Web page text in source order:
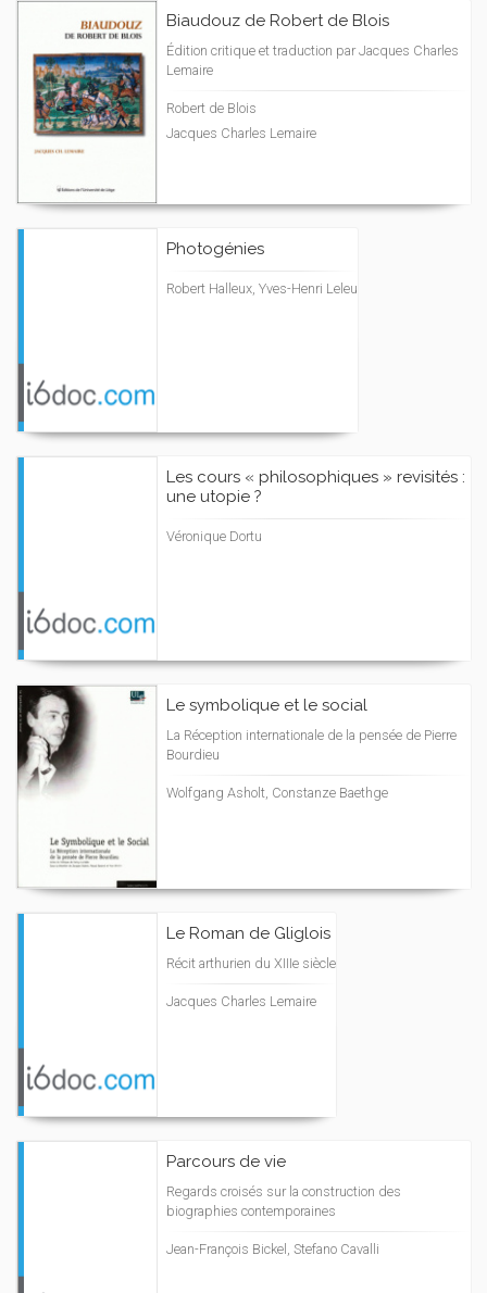
Biaudouz de Robert de Blois
Édition critique et traduction par Jacques Charles
Lemaire
Robert de Blois
Jacques Charles Lemaire
Photogénies
Robert Halleux, Yves-Henri Leleu
Les cours « philosophiques » revisités :
une utopie ?
Véronique Dortu
Le symbolique et le social
La Réception internationale de la pensée de Pierre
Bourdieu
Wolfgang Asholt, Constanze Baethge
Le Roman de Gliglois
Récit arthurien du XIIIe siècle
Jacques Charles Lemaire
Parcours de vie
Regards croisés sur la construction des
biographies contemporaines
Jean-François Bickel, Stefano Cavalli